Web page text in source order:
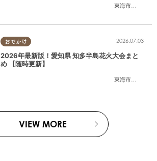
東海市
,大府市
おでかけ
東海市
,大府市
2026.07.03
2026年最新版！愛知県 知多半島花火大会まと
め 【随時更新】
VIEW MORE